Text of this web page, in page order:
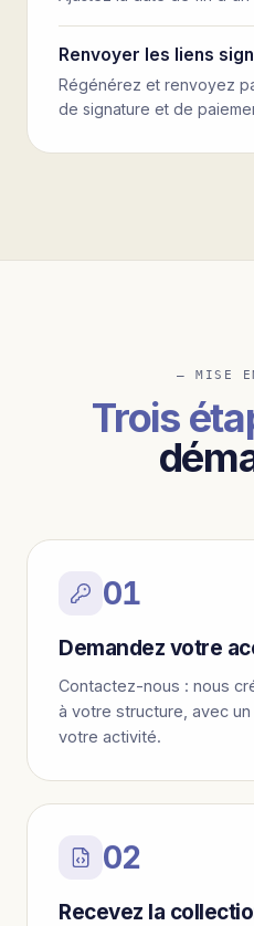
Renvoyer les liens
Régénérez et renvoyez
de signature et de
— MISE
Trois
01
Demandez votre
Contactez-nous : nous
à votre structure, avec
votre activité.
02
Recevez la